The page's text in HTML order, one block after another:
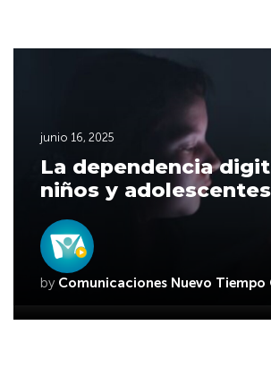
junio 16, 2025
La dependencia
niños y adolescentes
by Comunicaciones Nuevo Tiempo